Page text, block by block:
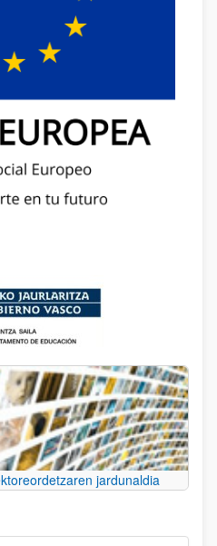
jardunaldia